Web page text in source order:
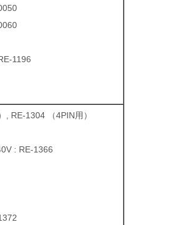
1196
RE-1304 （4PIN用）
: RE-1366